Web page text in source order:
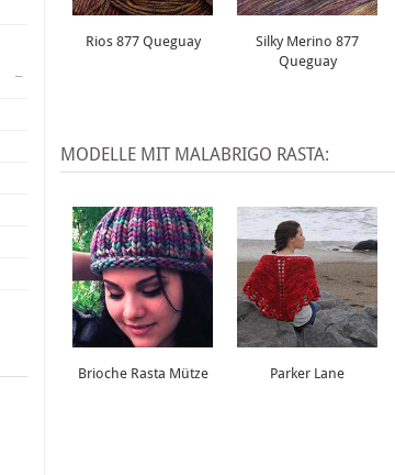
Rios 877 Queguay
Silky Merino 877
Queguay
MODELLE MIT MALABRIGO RASTA:
Brioche Rasta Mütze Parker Lane